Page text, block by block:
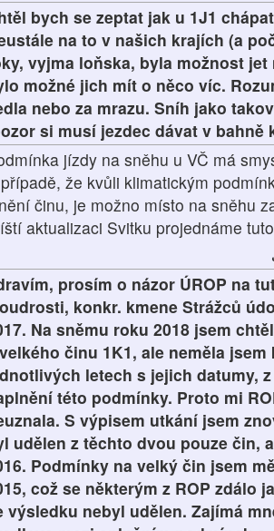
bych se zeptat jak u 1J1
na to v našich krajích (a
vyjma loňska, byla možnost
možné jich mít o něco víc.
nebo za mrazu. Sníh jako
si musí jezdec dávat v bahně
jízdy na sněhu u VČ má
že kvůli klimatickým
činu, je možno místo na sněhu
aktualizaci Svitku projednáme
prosím o názor ÚROP na
konkr. kmene Strážců
Na sněmu roku 2018 jsem
činu 1K1, ale neměla
letech s jejich datumy,
této podmínky. Proto mi
S výpisem utkání jsem
udělen z těchto dvou pouze čin,
Podmínky na velký čin jsem
což se některým z ROP zdálo
výsledku nebyl udělen. Zajímá